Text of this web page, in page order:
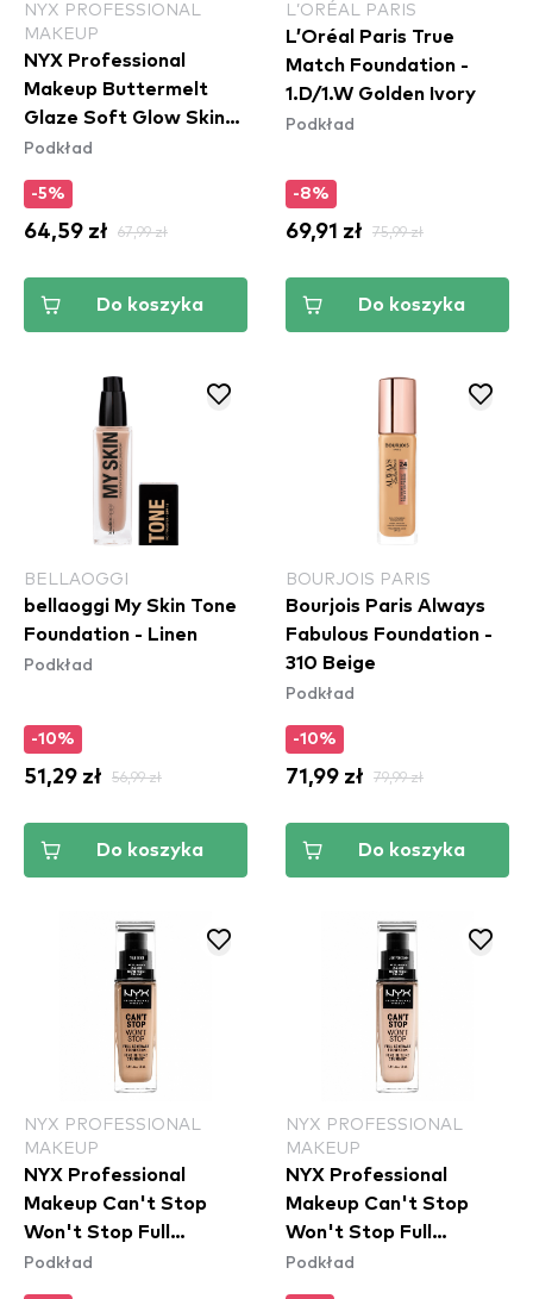
NYX PROFESSIONAL
MAKEUP
NYX Professional
Makeup Buttermelt
Glaze Soft Glow Skin
Tint SPF30 - Vanilla
Podkład
-5%
64,59 zł 67,99 zł
Do koszyka
L’ORÉAL PARIS
L’Oréal Paris True
Match Foundation -
1.D/1.W Golden Ivory
Podkład
-8%
69,91 zł 75,99 zł
Do koszyka
BELLAOGGI
bellaoggi My Skin Tone
Foundation - Linen
Podkład
-10%
51,29 zł 56,99 zł
Do koszyka
BOURJOIS PARIS
Bourjois Paris Always
Fabulous Foundation -
310 Beige
Podkład
-10%
71,99 zł 79,99 zł
Do koszyka
NYX PROFESSIONAL
MAKEUP
NYX Professional
Makeup Can't Stop
Won't Stop Full
Coverage
Podkład
NYX PROFESSIONAL
MAKEUP
NYX Professional
Makeup Can't Stop
Won't Stop Full
Coverage
Podkład